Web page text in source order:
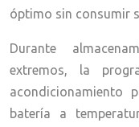
óptimo sin consumir
Durante
extremos, la
acondicionamiento
batería a